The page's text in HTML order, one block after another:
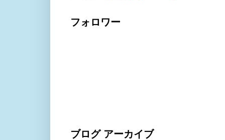
フォロワー
ブログ アーカイブ